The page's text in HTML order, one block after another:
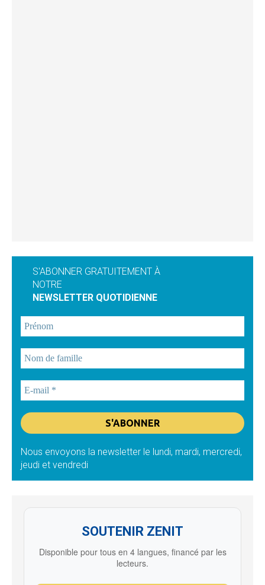
S'ABONNER GRATUITEMENT À
NOTRE
NEWSLETTER QUOTIDIENNE
Nous envoyons la newsletter le lundi, mardi, mercredi,
jeudi et vendredi
SOUTENIR ZENIT
Disponible pour tous en 4 langues, financé par les
lecteurs.